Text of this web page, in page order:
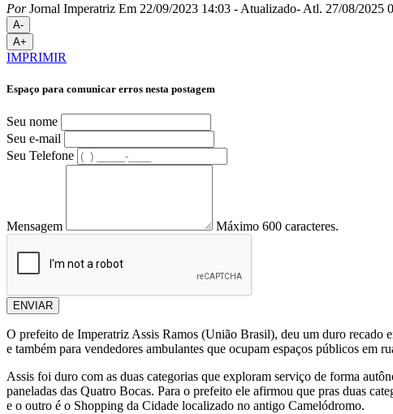
PorJornal Imperatriz Em 22/09/2023 14:03 - Atualizado- Atl. 27/08/2025
A-
A+
IMPRIMIR
Espaço para comunicar erros nesta postagem
Seu nome
Seu e-mail
Seu Telefone
Mensagem Máximo 600 caracteres.
ENVIAR
O prefeito de Imperatriz Assis Ramos (União Brasil), deu um duro recado
e também para vendedores ambulantes que ocupam espaços públicos em
Assis foi duro com as duas categorias que exploram serviço de forma
paneladas das Quatro Bocas. Para o prefeito ele afirmou que pras duas
e o outro é o Shopping da Cidade localizado no antigo Camelódromo.